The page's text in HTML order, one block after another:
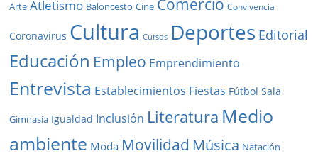
Arte Atletismo Baloncesto Cine Comercio Convivencia
Coronavirus Cultura Cursos Deportes Editorial
Educación Empleo Emprendimiento
Entrevista Establecimientos Fiestas Fútbol Sala
Gimnasia Igualdad Inclusión Literatura Medio
ambiente Moda Movilidad Música Natación